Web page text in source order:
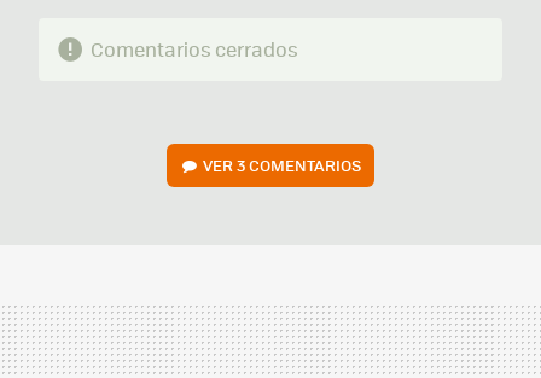
Comentarios cerrados
VER3 COMENTARIOS